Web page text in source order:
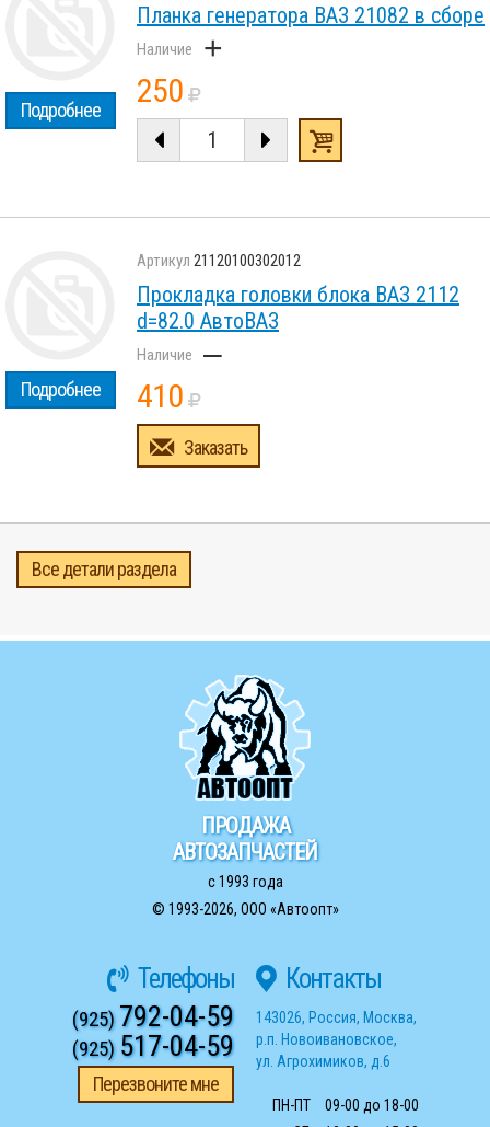
Подробнее
Планка генератора ВАЗ 21082 в сборе
+
250
Подробнее
21120100302012
Прокладка головки блока ВАЗ 2112
d=82.0 АвтоВАЗ
–
410
Заказать
Все детали раздела
ПРОДАЖА
АВТОЗАПЧАСТЕЙ
с 1993 года
© 1993-2026, ООО «Автоопт»
Телефоны
(925)792-04-59
(925) 517-04-59
Перезвоните мне
Контакты
143026, Россия, Москва,
р.п. Новоивановское,
ул. Агрохимиков, д.6
ПН-ПТ
09-00 до 18-00